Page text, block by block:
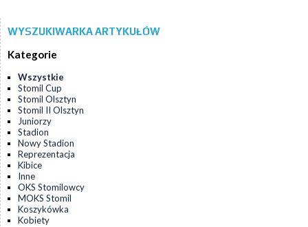
WYSZUKIWARKA ARTYKUŁÓW
Kategorie
Wszystkie
Stomil Cup
Stomil Olsztyn
Stomil II Olsztyn
Juniorzy
Stadion
Nowy Stadion
Reprezentacja
Kibice
Inne
OKS Stomilowcy
MOKS Stomil
Koszykówka
Kobiety